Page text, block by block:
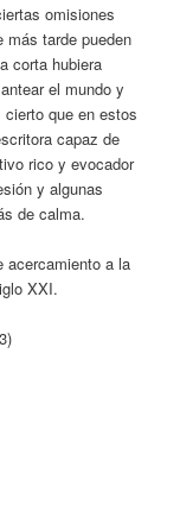
omisiones
más tarde pueden
corta hubiera
el mundo y
que en estos
capaz de
rico y evocador
y algunas
de calma.
acercamiento a la
XXI.